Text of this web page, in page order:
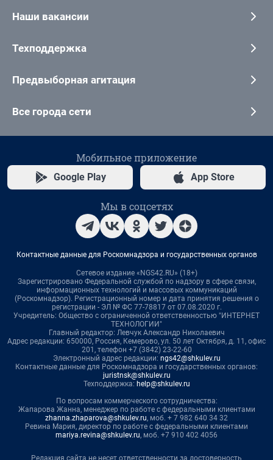
Наши вакансии
Техподдержка
Предвыборная агитация
Все города сети
Мобильное приложение
Google Play App Store
Мы в соцсетях
Контактные данные для Роскомнадзора и государственных органов
Сетевое издание «NGS42.RU» (18+)
Зарегистрировано Федеральной службой по надзору в сфере связи,
информационных технологий и массовых коммуникаций
(Роскомнадзор). Регистрационный номер и дата принятия решения о
регистрации - ЭЛ № ФС 77-78817 от 07.08.2020 г.
Учредитель: Общество с ограниченной ответственностью "ИНТЕРНЕТ
ТЕХНОЛОГИИ"
Главный редактор: Левчук Александр Николаевич
Адрес редакции: 650000, Россия, Кемерово, ул. 50 лет Октября, д. 11, офис
201, телефон +7 (3842) 23-22-60
Электронный адрес редакции: ngs42@shkulev.ru
Контактные данные для Роскомнадзора и государственных органов:
juristnsk@shkulev.ru
Техподдержка: help@shkulev.ru
По вопросам коммерческого сотрудничества:
Жапарова Жанна, менеджер по работе с федеральными клиентами
zhanna.zhaparova@shkulev.ru, моб. + 7 982 640 34 32
Ревина Мария, директор по работе с федеральными клиентами
mariya.revina@shkulev.ru, моб. +7 910 402 4056
Редакция сайта не несет ответственности за достоверность